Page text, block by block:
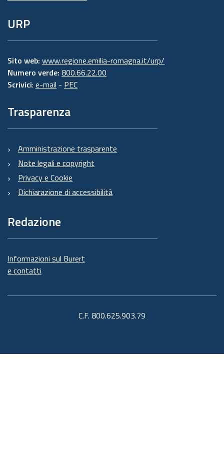
URP
Sito web: www.regione.emilia-romagna.it/urp/
Numero verde: 800.66.22.00
Scrivici: e-mail - PEC
Trasparenza
Amministrazione trasparente
Note legali e copyright
Privacy e Cookie
Dichiarazione di accessibilità
Redazione
Informazioni sul Burert
e contatti
C.F. 800.625.903.79